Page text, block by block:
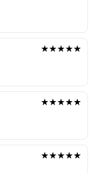
★★★★★
★★★★★
★★★★★